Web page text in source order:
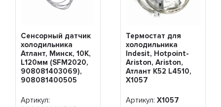
Сенсорный датчик
холодильника
Атлант, Минск, 10К,
L120мм (SFM2020,
908081403069),
908081400505
Артикул:
Термостат для
холодильника
Indesit, Hotpoint-
Ariston, Ariston,
Атлант K52 L4510,
Х1057
Артикул: Х1057